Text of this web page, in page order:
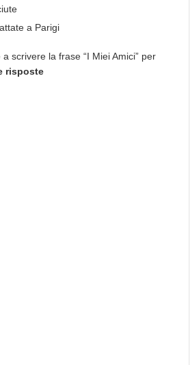
a Parigi
scrivere la frase “I Miei Amici” per
risposte